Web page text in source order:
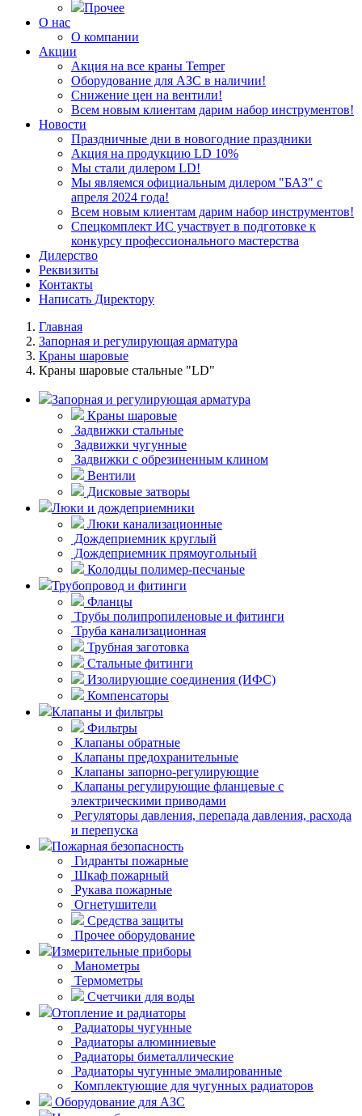
Прочее
О нас
О компании
Акции
Акция на все краны Temper
Оборудование для АЗС в наличии!
Снижение цен на вентили!
Всем новым клиентам дарим набор инструментов!
Новости
Праздничные дни в новогодние праздники
Акция на продукцию LD 10%
Мы стали дилером LD!
Мы являемся официальным дилером "БАЗ" с
апреля 2024 года!
Всем новым клиентам дарим набор инструментов!
Спецкомплект ИС участвует в подготовке к
конкурсу профессионального мастерства
Дилерство
Реквизиты
Контакты
Написать Директору
Главная
Запорная и регулирующая арматура
Краны шаровые
Краны шаровые стальные "LD"
Запорная и регулирующая арматура
Краны шаровые
Задвижки стальные
Задвижки чугунные
Задвижки с обрезиненным клином
Вентили
Дисковые затворы
Люки и дождеприемники
Люки канализационные
Дождеприемник круглый
Дождеприемник прямоугольный
Колодцы полимер-песчаные
Трубопровод и фитинги
Фланцы
Трубы полипропиленовые и фитинги
Труба канализационная
Трубная заготовка
Стальные фитинги
Изолирующие соединения (ИФС)
Компенсаторы
Клапаны и фильтры
Фильтры
Клапаны обратные
Клапаны предохранительные
Клапаны запорно-регулирующие
Клапаны регулирующие фланцевые с
электрическими приводами
Регуляторы давления, перепада давления, расхода
и перепуска
Пожарная безопасность
Гидранты пожарные
Шкаф пожарный
Рукава пожарные
Огнетушители
Средства защиты
Прочее оборудование
Измерительные приборы
Манометры
Термометры
Счетчики для воды
Отопление и радиаторы
Радиаторы чугунные
Радиаторы алюминиевые
Радиаторы биметаллические
Радиаторы чугунные эмалированные
Комплектующие для чугунных радиаторов
Оборудование для АЗС